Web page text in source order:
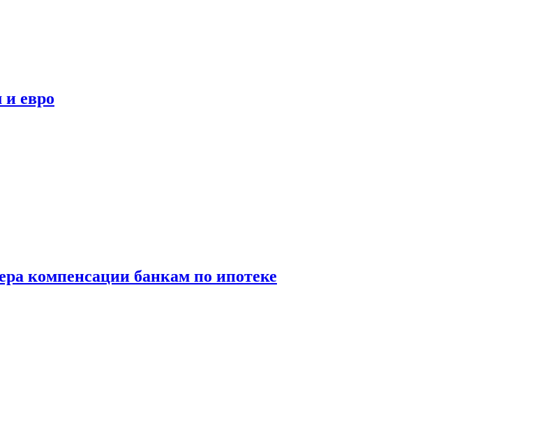
и евро
компенсации банкам по ипотеке